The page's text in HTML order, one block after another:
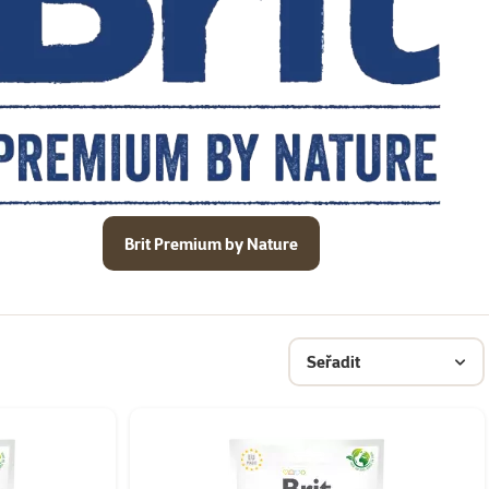
Brit Premium by Nature
Seřadit